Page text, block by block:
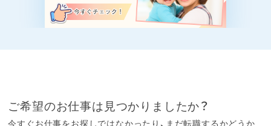
ご希望のお仕事は見つかりましたか？
今すぐお仕事をお探しではなかったり、まだ転職するかどうか